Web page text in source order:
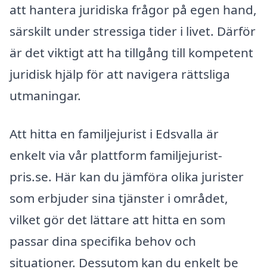
att hantera juridiska frågor på egen hand,
särskilt under stressiga tider i livet. Därför
är det viktigt att ha tillgång till kompetent
juridisk hjälp för att navigera rättsliga
utmaningar.
Att hitta en familjejurist i Edsvalla är
enkelt via vår plattform familjejurist-
pris.se. Här kan du jämföra olika jurister
som erbjuder sina tjänster i området,
vilket gör det lättare att hitta en som
passar dina specifika behov och
situationer. Dessutom kan du enkelt be